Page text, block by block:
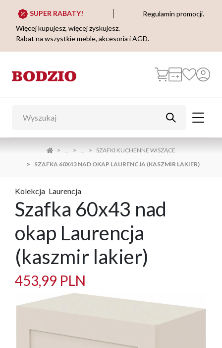
SUPER RABATY!
Regulamin promocji.
Więcej kupujesz, więcej zyskujesz.
Rabat na wszystkie meble, akcesoria i AGD.
... ...
SZAFKI KUCHENNE WISZĄCE
SZAFKA 60X43 NAD OKAP LAURENCJA (KASZMIR LAKIER)
Kolekcja Laurencja
Szafka 60x43 nad
okap Laurencja
(kaszmir lakier)
453,99 PLN